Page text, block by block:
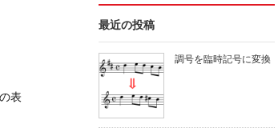
表
最近の投稿
調号を臨時記号に変換